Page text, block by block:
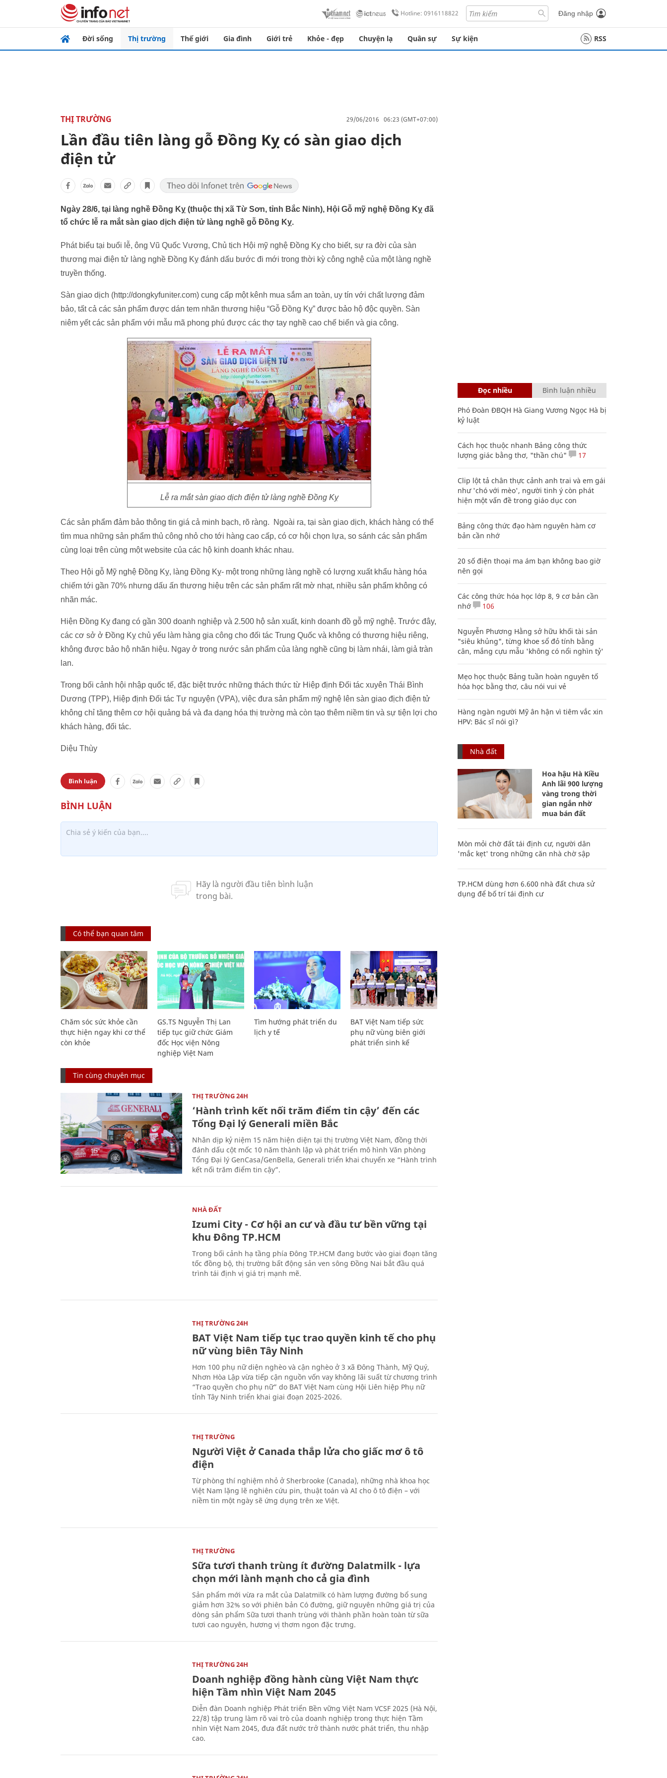
Hotline: 0916118822 Đăng nhập
Đời sống Thị trường Thế giới Gia đình Giới trẻ Khỏe - đẹp Chuyện lạ Quân sự Sự kiện RSS
THỊ TRƯỜNG 29/06/2016 06:23 (GMT+07:00)
Lần đầu tiên làng gỗ Đồng Kỵ có sàn giao dịch
điện tử
Ngày 28/6, tại làng nghề Đồng Kỵ (thuộc thị xã Từ Sơn, tỉnh Bắc Ninh), Hội Gỗ mỹ nghệ Đồng Kỵ đã
tổ chức lễ ra mắt sàn giao dịch điện tử làng nghề gỗ Đồng Kỵ.
Phát biểu tại buổi lễ, ông Vũ Quốc Vương, Chủ tịch Hội mỹ nghệ Đồng Kỵ cho biết, sự ra đời của sàn
thương mại điện tử làng nghề Đồng Kỵ đánh dấu bước đi mới trong thời kỳ công nghệ của một làng nghề
truyền thống.
Sàn giao dịch (http://dongkyfuniter.com) cung cấp một kênh mua sắm an toàn, uy tín với chất lượng đảm
bảo, tất cả các sản phẩm được dán tem nhãn thương hiệu “Gỗ Đồng Kỵ” được bảo hộ độc quyền. Sàn
niêm yết các sản phẩm với mẫu mã phong phú được các thợ tay nghề cao chế biến và gia công.
Lễ ra mắt sàn giao dịch điện tử làng nghề Đồng Kỵ
Các sản phẩm đảm bảo thông tin giá cả minh bạch, rõ ràng. Ngoài ra, tại sàn giao dịch, khách hàng có thể
tìm mua những sản phẩm thủ công nhỏ cho tới hàng cao cấp, có cơ hội chọn lựa, so sánh các sản phẩm
cùng loại trên cùng một website của các hộ kinh doanh khác nhau.
Theo Hội gỗ Mỹ nghệ Đồng Kỵ, làng Đồng Kỵ- một trong những làng nghề có lượng xuất khẩu hàng hóa
chiếm tới gần 70% nhưng dấu ấn thương hiệu trên các sản phẩm rất mờ nhạt, nhiều sản phẩm không có
nhãn mác.
Hiện Đồng Kỵ đang có gần 300 doanh nghiệp và 2.500 hộ sản xuất, kinh doanh đồ gỗ mỹ nghệ. Trước đây,
các cơ sở ở Đồng Kỵ chủ yếu làm hàng gia công cho đối tác Trung Quốc và không có thương hiệu riêng,
không được bảo hộ nhãn hiệu. Ngay ở trong nước sản phẩm của làng nghề cũng bị làm nhái, làm giả tràn
lan.
Trong bối cảnh hội nhập quốc tế, đặc biệt trước những thách thức từ Hiệp định Đối tác xuyên Thái Bình
Dương (TPP), Hiệp định Đối tác Tự nguyện (VPA), việc đưa sản phẩm mỹ nghệ lên sàn giao địch điện tử
không chỉ tăng thêm cơ hội quảng bá và đa dạng hóa thị trường mà còn tạo thêm niềm tin và sự tiện lợi cho
khách hàng, đối tác.
Diệu Thùy
Bình luận
Có thể bạn quan tâm
Chăm sóc sức khỏe cần
thực hiện ngay khi cơ thể
còn khỏe
GS.TS Nguyễn Thị Lan
tiếp tục giữ chức Giám
đốc Học viện Nông
nghiệp Việt Nam
Tìm hướng phát triển du
lịch y tế
BAT Việt Nam tiếp sức
phụ nữ vùng biên giới
phát triển sinh kế
Tin cùng chuyên mục
THỊ TRƯỜNG 24H
‘Hành trình kết nối trăm điểm tin cậy’ đến các
Tổng Đại lý Generali miền Bắc
Nhân dịp kỷ niệm 15 năm hiện diện tại thị trường Việt Nam, đồng thời
đánh dấu cột mốc 10 năm thành lập và phát triển mô hình Văn phòng
Tổng Đại lý GenCasa/GenBella, Generali triển khai chuyến xe “Hành trình
kết nối trăm điểm tin cậy”.
NHÀ ĐẤT
Izumi City - Cơ hội an cư và đầu tư bền vững tại
khu Đông TP.HCM
Trong bối cảnh hạ tầng phía Đông TP.HCM đang bước vào giai đoạn tăng
tốc đồng bộ, thị trường bất động sản ven sông Đồng Nai bắt đầu quá
trình tái định vị giá trị mạnh mẽ.
THỊ TRƯỜNG 24H
BAT Việt Nam tiếp tục trao quyền kinh tế cho phụ
nữ vùng biên Tây Ninh
Hơn 100 phụ nữ diện nghèo và cận nghèo ở 3 xã Đông Thành, Mỹ Quý,
Nhơn Hòa Lập vừa tiếp cận nguồn vốn vay không lãi suất từ chương trình
“Trao quyền cho phụ nữ” do BAT Việt Nam cùng Hội Liên hiệp Phụ nữ
tỉnh Tây Ninh triển khai giai đoạn 2025-2026.
THỊ TRƯỜNG
Người Việt ở Canada thắp lửa cho giấc mơ ô tô
điện
Từ phòng thí nghiệm nhỏ ở Sherbrooke (Canada), những nhà khoa học
Việt Nam lặng lẽ nghiên cứu pin, thuật toán và AI cho ô tô điện – với
niềm tin một ngày sẽ ứng dụng trên xe Việt.
THỊ TRƯỜNG
Sữa tươi thanh trùng ít đường Dalatmilk - lựa
chọn mới lành mạnh cho cả gia đình
Sản phẩm mới vừa ra mắt của Dalatmilk có hàm lượng đường bổ sung
giảm hơn 32% so với phiên bản Có đường, giữ nguyên những giá trị của
dòng sản phẩm Sữa tươi thanh trùng với thành phần hoàn toàn từ sữa
tươi cao nguyên, hương vị thơm ngon đặc trưng.
THỊ TRƯỜNG 24H
Doanh nghiệp đồng hành cùng Việt Nam thực
hiện Tầm nhìn Việt Nam 2045
Diễn đàn Doanh nghiệp Phát triển Bền vững Việt Nam VCSF 2025 (Hà Nội,
22/8) tập trung làm rõ vai trò của doanh nghiệp trong thực hiện Tầm
nhìn Việt Nam 2045, đưa đất nước trở thành nước phát triển, thu nhập
cao.
Đọc nhiều Bình luận nhiều
Phó Đoàn ĐBQH Hà Giang Vương Ngọc Hà bị
kỷ luật
Cách học thuộc nhanh Bảng công thức
lượng giác bằng thơ, "thần chú"
17
Clip lột tả chân thực cảnh anh trai và em gái
như 'chó với mèo', người tinh ý còn phát
hiện một vấn đề trong giáo dục con
Bảng công thức đạo hàm nguyên hàm cơ
bản cần nhớ
20 số điện thoại ma ám bạn không bao giờ
nên gọi
Các công thức hóa học lớp 8, 9 cơ bản cần
nhớ
106
Nguyễn Phương Hằng sở hữu khối tài sản
"siêu khủng", từng khoe sổ đỏ tính bằng
cân, mắng cựu mẫu 'không có nổi nghìn tỷ'
Mẹo học thuộc Bảng tuần hoàn nguyên tố
hóa học bằng thơ, câu nói vui vẻ
Hàng ngàn người Mỹ ân hận vì tiêm vắc xin
HPV: Bác sĩ nói gì?
Nhà đất
Hoa hậu Hà Kiều
Anh lãi 900 lượng
vàng trong thời
gian ngắn nhờ
mua bán đất
Mòn mỏi chờ đất tái định cư, người dân
'mắc kẹt' trong những căn nhà chờ sập
TP.HCM dùng hơn 6.600 nhà đất chưa sử
dụng để bố trí tái định cư